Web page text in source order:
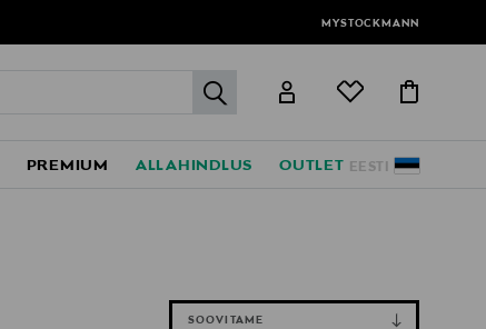
MYSTOCKMANN
label.header.go
EESTI
PREMIUM ALLAHINDLUS OUTLET
SOOVITAME